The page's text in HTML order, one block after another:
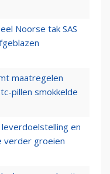
Noorse tak SAS
maatregelen
pillen smokkelde
en
verder groeien